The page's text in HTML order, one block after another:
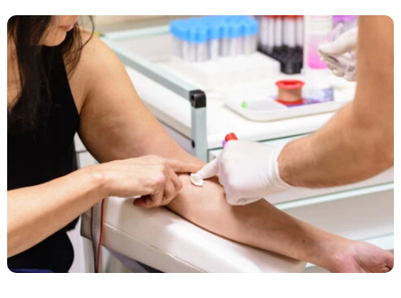
a
m
o
bi